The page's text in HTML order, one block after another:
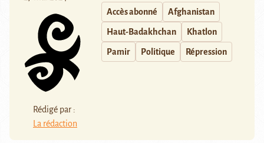
Rédigé par :
La rédaction
Accès abonné Afghanistan
Haut-Badakhchan Khatlon
Pamir Politique Répression